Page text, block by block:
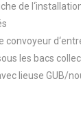
de
convoyeur
les bacs
lieuse GUB/